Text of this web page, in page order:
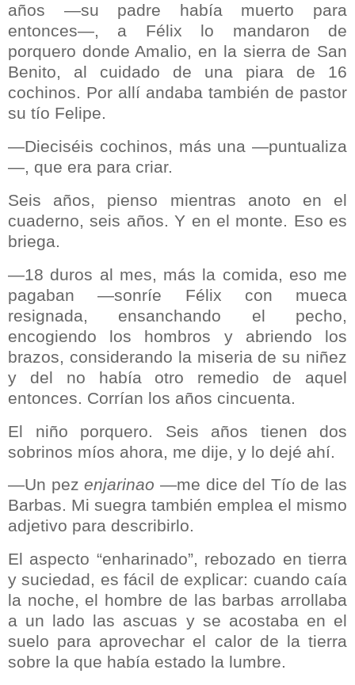
años —su padre había muerto para
entonces—, a Félix lo mandaron de
porquero donde Amalio, en la sierra de San
Benito, al cuidado de una piara de 16
cochinos. Por allí andaba también de pastor
su tío Felipe.
—Dieciséis cochinos, más una —puntualiza
—, que era para criar.
Seis años, pienso mientras anoto en el
cuaderno, seis años. Y en el monte. Eso es
briega.
—18 duros al mes, más la comida, eso me
pagaban —sonríe Félix con mueca
resignada, ensanchando el pecho,
encogiendo los hombros y abriendo los
brazos, considerando la miseria de su niñez
y del no había otro remedio de aquel
entonces. Corrían los años cincuenta.
El niño porquero. Seis años tienen dos
sobrinos míos ahora, me dije, y lo dejé ahí.
—Un pezenjarinao —me dice del Tío de las
Barbas. Mi suegra también emplea el mismo
adjetivo para describirlo.
El aspecto “enharinado”, rebozado en tierra
y suciedad, es fácil de explicar: cuando caía
la noche, el hombre de las barbas arrollaba
a un lado las ascuas y se acostaba en el
suelo para aprovechar el calor de la tierra
sobre la que había estado la lumbre.